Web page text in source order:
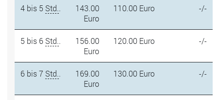
4 bis 5 Std..
143.00
Euro
110.00 Euro -/-
5 bis 6Std..
156.00
Euro
120.00 Euro -/-
6 bis 7 Std..
169.00
Euro
130.00 Euro -/-